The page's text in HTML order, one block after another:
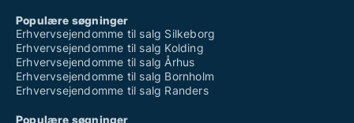
Populære søgninger
Erhvervsejendomme til salg Silkeborg
Erhvervsejendomme til salg Kolding
Erhvervsejendomme til salg Århus
Erhvervsejendomme til salg Bornholm
Erhvervsejendomme til salg Randers
Populære søgninger